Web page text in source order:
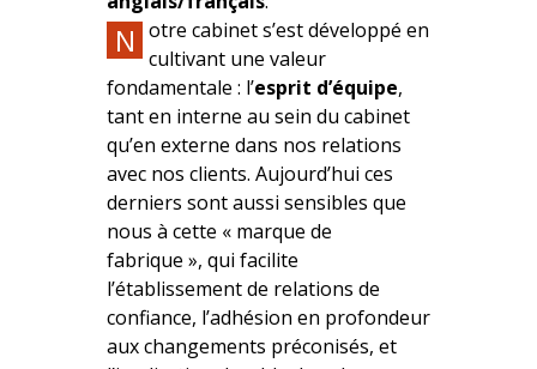
N otre cabinet s’est développé en
cultivant une valeur
fondamentale : l’esprit d’équipe,
tant en interne au sein du cabinet
qu’en externe dans nos relations
avec nos clients. Aujourd’hui ces
derniers sont aussi sensibles que
nous à cette « marque de
fabrique », qui facilite
l’établissement de relations de
confiance, l’adhésion en profondeur
aux changements préconisés, et